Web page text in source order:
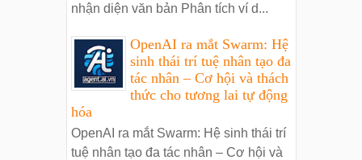
nhận diện văn bản Phân tích ví d...
OpenAI ra mắt Swarm: Hệ
sinh thái trí tuệ nhân tạo đa
tác nhân – Cơ hội và thách
thức cho tương lai tự động
hóa
OpenAI ra mắt Swarm: Hệ sinh thái trí
tuệ nhân tạo đa tác nhân – Cơ hội và